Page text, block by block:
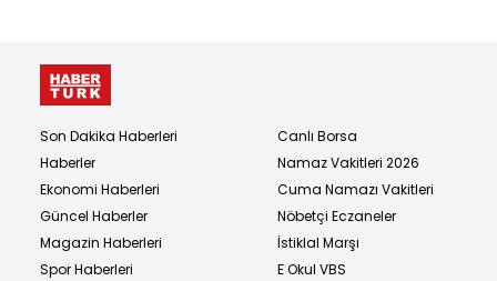
Son Dakika Haberleri
Haberler
Ekonomi Haberleri
Güncel Haberler
Magazin Haberleri
Spor Haberleri
Canlı Borsa
Namaz Vakitleri 2026
Cuma Namazı Vakitleri
Nöbetçi Eczaneler
İstiklal Marşı
E Okul VBS